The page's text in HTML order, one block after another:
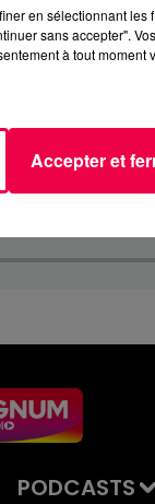
PODCASTS
en sélectionnant
sans accepter".
à tout
Accepter et